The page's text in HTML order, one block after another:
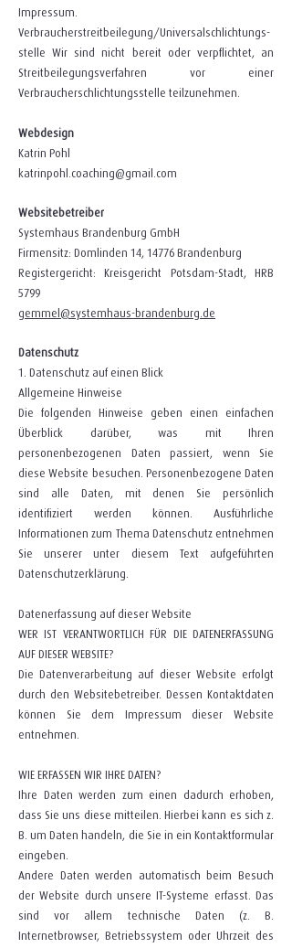
Impressum.
Verbraucher­streit­beilegung/Universal­schlichtungs­
stelle Wir sind nicht bereit oder verpflichtet, an
Streitbeilegungsverfahren vor einer
Verbraucherschlichtungsstelle teilzunehmen.
Webdesign
Katrin Pohl
katrinpohl.coaching@gmail.com
Websitebetreiber
Systemhaus Brandenburg GmbH
Firmensitz: Domlinden 14, 14776 Brandenburg
Registergericht: Kreisgericht Potsdam-Stadt, HRB
5799
gemmel@systemhaus-brandenburg.de
Datenschutz
1. Datenschutz auf einen Blick
Allgemeine Hinweise
Die folgenden Hinweise geben einen einfachen
Überblick darüber, was mit Ihren
personenbezogenen Daten passiert, wenn Sie
diese Website besuchen. Personenbezogene Daten
sind alle Daten, mit denen Sie persönlich
identifiziert werden können. Ausführliche
Informationen zum Thema Datenschutz entnehmen
Sie unserer unter diesem Text aufgeführten
Datenschutzerklärung.
Datenerfassung auf dieser Website
WER IST VERANTWORTLICH FÜR DIE DATENERFASSUNG
AUF DIESER WEBSITE?
Die Datenverarbeitung auf dieser Website erfolgt
durch den Websitebetreiber. Dessen Kontaktdaten
können Sie dem Impressum dieser Website
entnehmen.
WIE ERFASSEN WIR IHRE DATEN?
Ihre Daten werden zum einen dadurch erhoben,
dass Sie uns diese mitteilen. Hierbei kann es sich z.
B. um Daten handeln, die Sie in ein Kontaktformular
eingeben.
Andere Daten werden automatisch beim Besuch
der Website durch unsere IT-Systeme erfasst. Das
sind vor allem technische Daten (z. B.
Internetbrowser, Betriebssystem oder Uhrzeit des